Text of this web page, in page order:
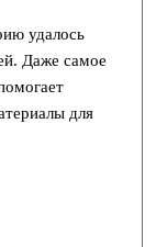
удалось
Даже самое
для